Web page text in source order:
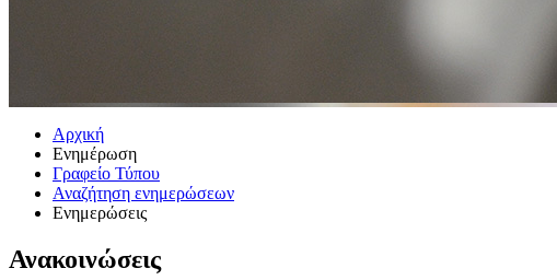
Αρχική
Ενημέρωση
Γραφείο Τύπου
Αναζήτηση ενημερώσεων
Ενημερώσεις
Ανακοινώσεις